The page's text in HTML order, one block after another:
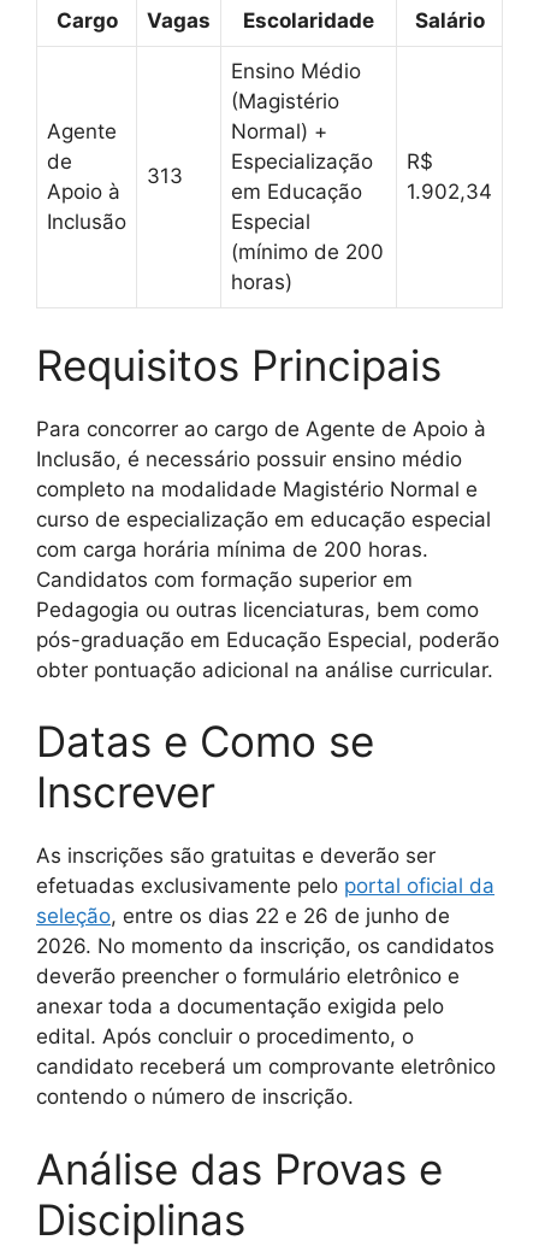
Cargo Vagas Escolaridade Salário
Agente
de
Apoio à
Inclusão
313
Ensino Médio
(Magistério
Normal) +
Especialização
em Educação
Especial
(mínimo de 200
horas)
R$
1.902,34
Requisitos Principais
Para concorrer ao cargo de Agente de Apoio à
Inclusão, é necessário possuir ensino médio
completo na modalidade Magistério Normal e
curso de especialização em educação especial
com carga horária mínima de 200 horas.
Candidatos com formação superior em
Pedagogia ou outras licenciaturas, bem como
pós-graduação em Educação Especial, poderão
obter pontuação adicional na análise curricular.
Datas e Como se
Inscrever
As inscrições são gratuitas e deverão ser
efetuadas exclusivamente pelo portal oficial da
seleção, entre os dias 22 e 26 de junho de
2026. No momento da inscrição, os candidatos
deverão preencher o formulário eletrônico e
anexar toda a documentação exigida pelo
edital. Após concluir o procedimento, o
candidato receberá um comprovante eletrônico
contendo o número de inscrição.
Análise das Provas e
Disciplinas